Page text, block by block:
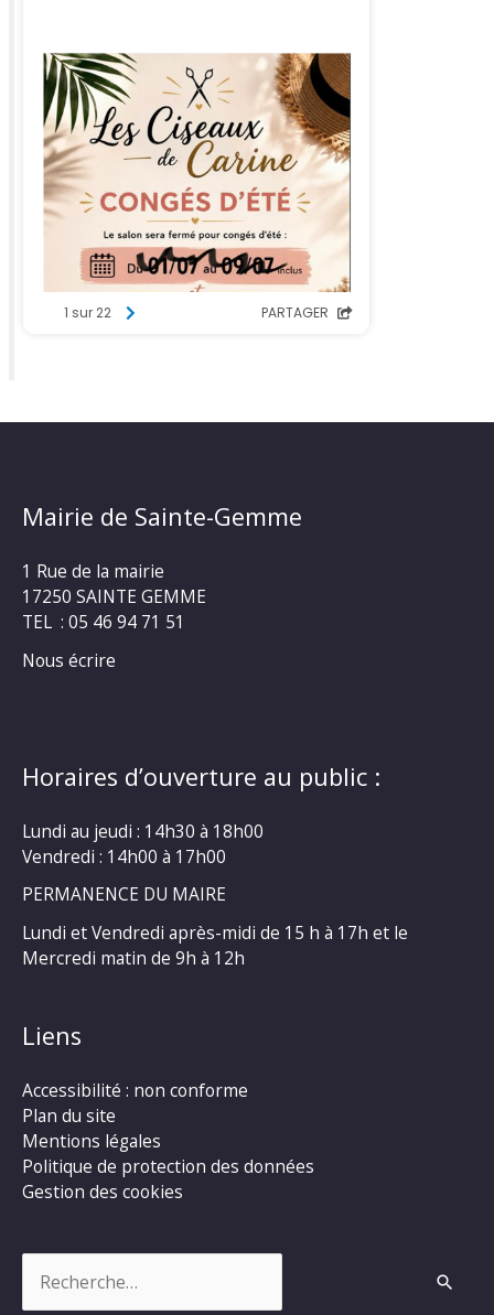
Mairie de Sainte-Gemme
1 Rue de la mairie
17250 SAINTE GEMME
TEL : 05 46 94 71 51
Nous écrire
Horaires d’ouverture au public :
Lundi au jeudi : 14h30 à 18h00
Vendredi : 14h00 à 17h00
PERMANENCE DU MAIRE
Lundi et Vendredi après-midi de 15 h à 17h et le
Mercredi matin de 9h à 12h
Liens
Accessibilité : non conforme
Plan du site
Mentions légales
Politique de protection des données
Gestion des cookies